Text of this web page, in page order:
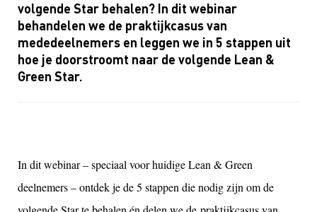
volgende Star behalen? In dit webinar
behandelen we de praktijkcasus van
mededeelnemers en leggen we in 5 stappen uit
hoe je doorstroomt naar de volgende Lean &
Green Star.
In dit webinar – speciaal voor huidige Lean & Green
deelnemers – ontdek je de 5 stappen die nodig zijn om de